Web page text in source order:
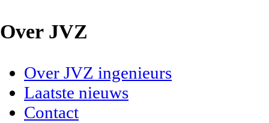
Over JVZ
Over JVZ ingenieurs
Laatste nieuws
Contact